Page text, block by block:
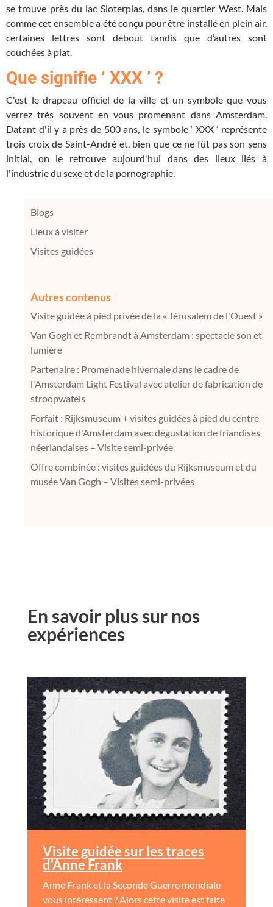
se trouve près du lac Sloterplas, dans le quartier West. Mais
comme cet ensemble a été conçu pour être installé en plein air,
certaines lettres sont debout tandis que d’autres sont
couchées à plat.
Que signifie ‘ XXX ’ ?
C'est le drapeau officiel de la ville et un symbole que vous
verrez très souvent en vous promenant dans Amsterdam.
Datant d'il y a près de 500 ans, le symbole ‘ XXX ’ représente
trois croix de Saint-André et, bien que ce ne fût pas son sens
initial, on le retrouve aujourd'hui dans des lieux liés à
l'industrie du sexe et de la pornographie.
Blogs
Lieux à visiter
Visites guidées
Autres contenus
Visite guidée à pied privée de la « Jérusalem de l'Ouest »
Van Gogh et Rembrandt à Amsterdam : spectacle son et
lumière
Partenaire : Promenade hivernale dans le cadre de
l'Amsterdam Light Festival avec atelier de fabrication de
stroopwafels
Forfait : Rijksmuseum + visites guidées à pied du centre
historique d'Amsterdam avec dégustation de friandises
néerlandaises – Visite semi-privée
Offre combinée : visites guidées du Rijksmuseum et du
musée Van Gogh – Visites semi-privées
En savoir plus sur nos
expériences
Visite guidée sur les traces
d'Anne Frank
Anne Frank et la Seconde Guerre mondiale
vous intéressent ? Alors cette visite est faite